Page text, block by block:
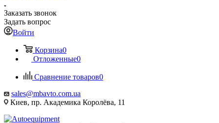
Заказать звонок
Задать вопрос
Войти
Корзина0
Отложенные0
Сравнение товаров0
sales@mbavto.com.ua
Киев, пр. Академика Королёва, 11